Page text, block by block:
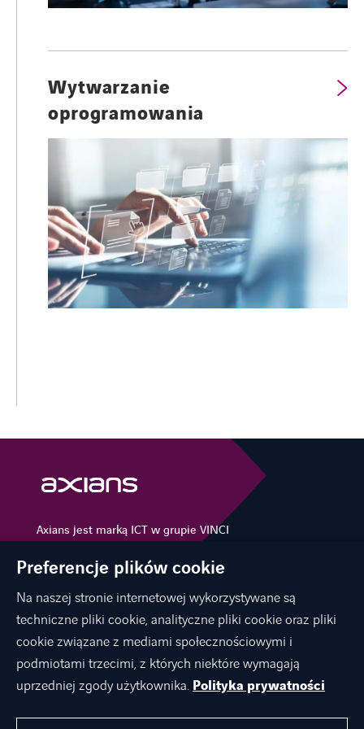
Wytwarzanie
oprogramowania
Axians jest marką ICT w grupie VINCI
O NAS
OFERTA
KARIERA
Preferencje plików cookie
Na naszej stronie internetowej wykorzystywane są
techniczne pliki cookie, analityczne pliki cookie oraz pliki
cookie związane z mediami społecznościowymi i
podmiotami trzecimi, z których niektóre wymagają
uprzedniej zgody użytkownika. Polityka prywatności